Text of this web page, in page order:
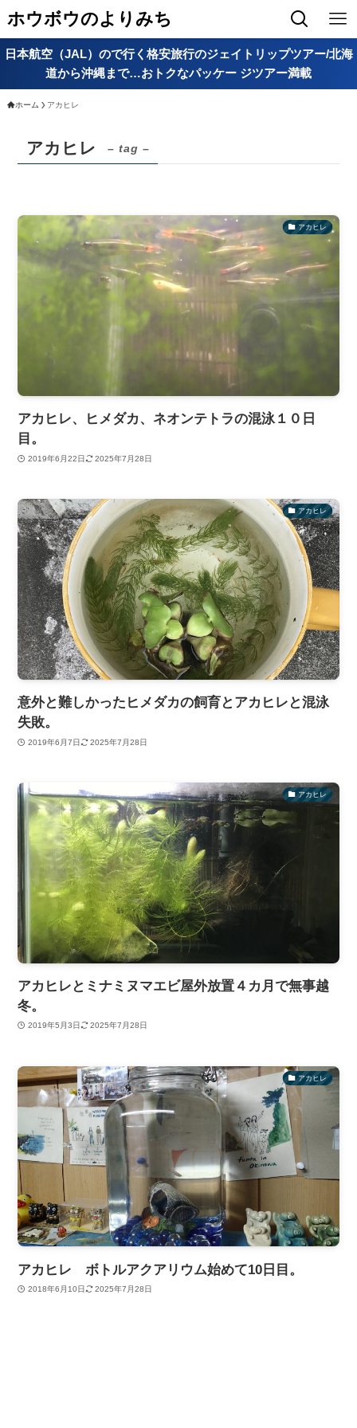
ホウボウのよりみち
日本航空（JAL）ので行く格安旅行のジェイトリップツアー/北海
道から沖縄まで…おトクなパッケー ジツアー満載
ホーム アカヒレ
アカヒレ – tag –
アカヒレ
アカヒレ、ヒメダカ、ネオンテトラの混泳１０日
目。
2019年6月22日 2025年7月28日
アカヒレ
意外と難しかったヒメダカの飼育とアカヒレと混泳
失敗。
2019年6月7日 2025年7月28日
アカヒレ
アカヒレとミナミヌマエビ屋外放置４カ月で無事越
冬。
2019年5月3日 2025年7月28日
アカヒレ
アカヒレ ボトルアクアリウム始めて10日目。
2018年6月10日 2025年7月28日